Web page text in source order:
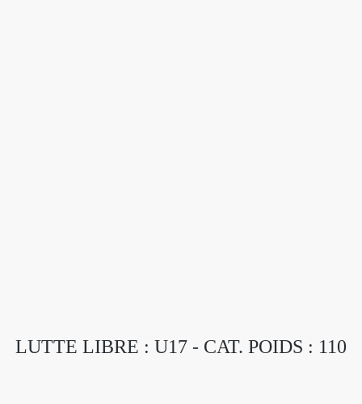
LUTTE LIBRE : U17 - CAT. POIDS : 110